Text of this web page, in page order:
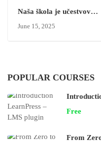
Naša škola je učestvovala
razgovorima za Kineski
June 15, 2025
POPULAR COURSES
Free
From